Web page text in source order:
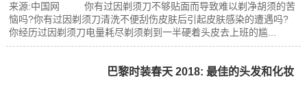
来源:中国网 你有过因剃须刀不够贴面而导致难以剃净胡须的苦
恼吗?你有过因剃须刀清洗不便刮伤皮肤后引起皮肤感染的遭遇吗?
你经历过因剃须刀电量耗尽剃须剃到一半硬着头皮去上班的尴...
巴黎时装春天 2018: 最佳的头发和化妆